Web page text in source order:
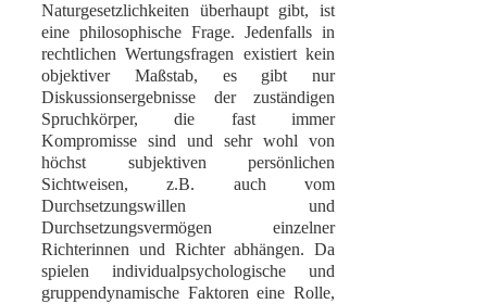
Naturgesetzlichkeiten überhaupt gibt, ist
eine philosophische Frage. Jedenfalls in
rechtlichen Wertungsfragen existiert kein
objektiver Maßstab, es gibt nur
Diskussionsergebnisse der zuständigen
Spruchkörper, die fast immer
Kompromisse sind und sehr wohl von
höchst subjektiven persönlichen
Sichtweisen, z.B. auch vom
Durchsetzungswillen und
Durchsetzungsvermögen einzelner
Richterinnen und Richter abhängen. Da
spielen individualpsychologische und
gruppendynamische Faktoren eine Rolle,